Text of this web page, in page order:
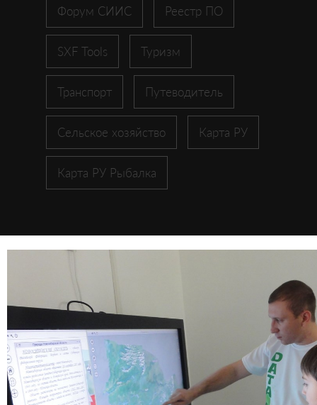
Форум СИИС Реестр ПО
SXF Tools Туризм
Транспорт Путеводитель
Сельское хозяйство Карта РУ
Карта РУ Рыбалка